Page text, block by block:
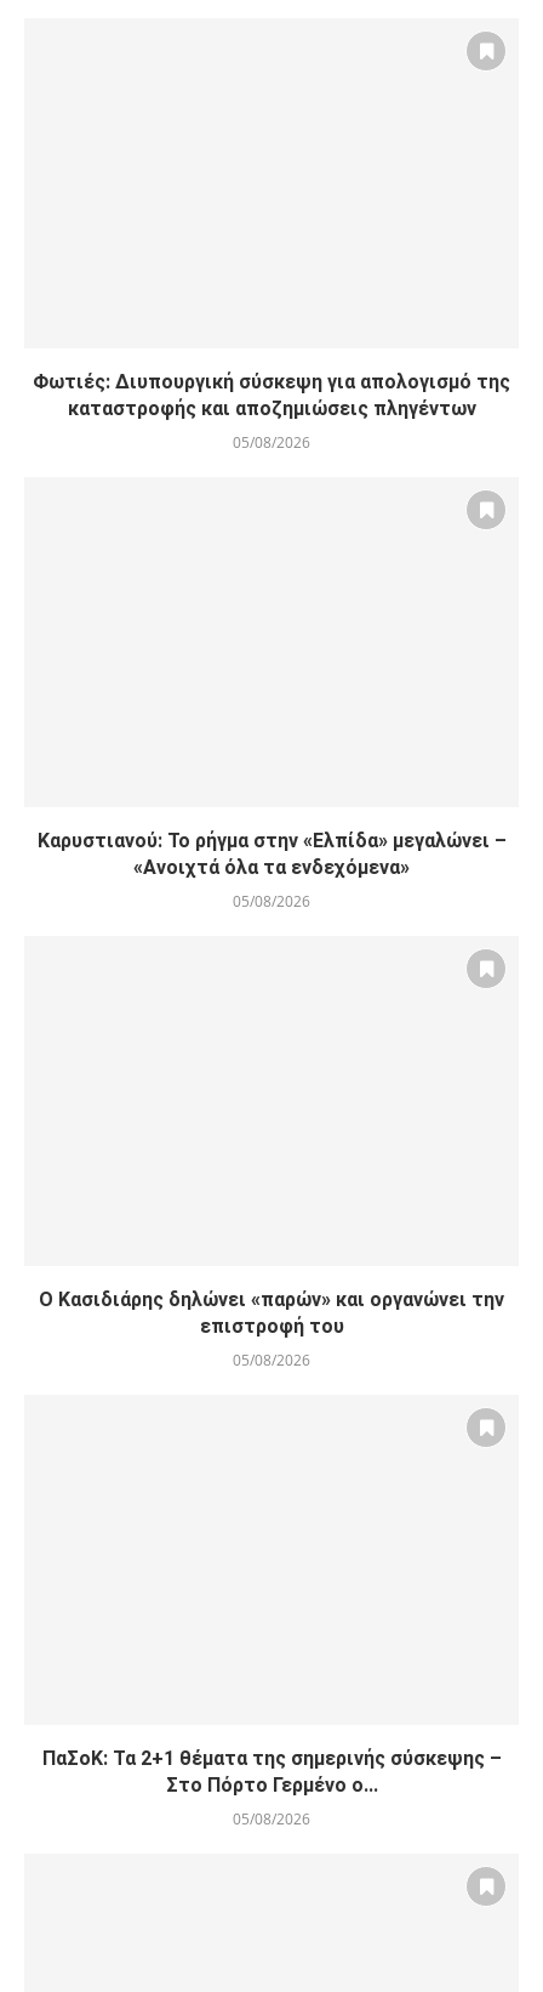
Φωτιές: Διυπουργική σύσκεψη για απολογισμό της
καταστροφής και αποζημιώσεις πληγέντων
05/08/2026
Καρυστιανού: Το ρήγμα στην «Ελπίδα» μεγαλώνει –
«Ανοιχτά όλα τα ενδεχόμενα»
05/08/2026
Ο Κασιδιάρης δηλώνει «παρών» και οργανώνει την
επιστροφή του
05/08/2026
ΠαΣοΚ: Τα 2+1 θέματα της σημερινής σύσκεψης –
Στο Πόρτο Γερμένο ο...
05/08/2026